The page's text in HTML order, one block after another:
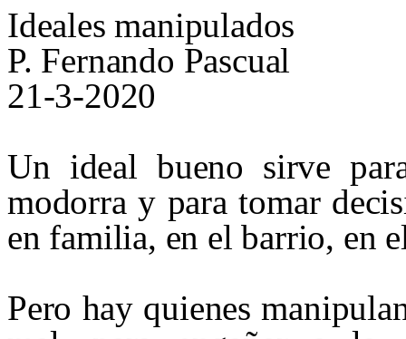
Ideales manipulados
P. Fernando Pascual
21-3-2020
Un ideal bueno sirve
modorra y para tomar
en familia, en el barrio, en
Pero hay quienes